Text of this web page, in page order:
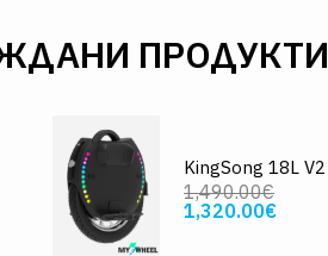
ПРОДУКТИ
KingSong 18L V2
1,490.00€
1,320.00€